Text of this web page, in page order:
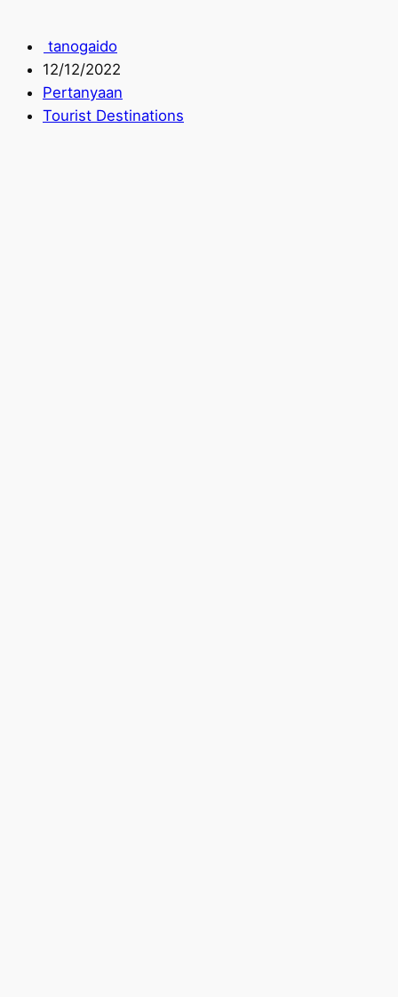
tanogaido
12/12/2022
Pertanyaan
Tourist Destinations